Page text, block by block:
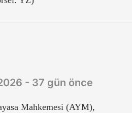
- 37 gün önce
Mahkemesi (AYM),